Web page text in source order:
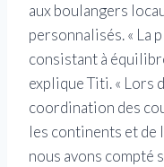
aux boulangers
personnalisés. « La
consistant à
explique Titi. « Lors
coordination des
les continents et de
nous avons compté